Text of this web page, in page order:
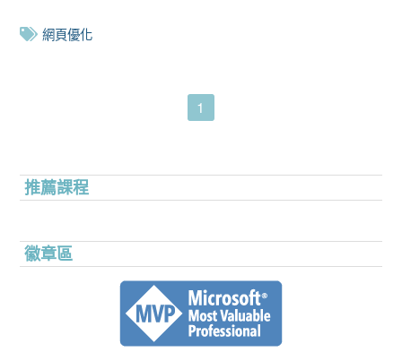
網頁優化
1
推薦課程
徽章區